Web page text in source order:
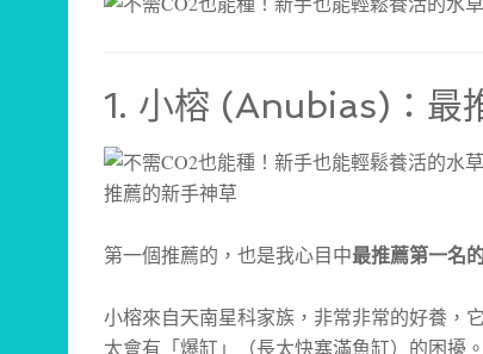
1. 小榕 (Anubias)：最
第一個推薦的，也是我心目中最推薦第一名
小榕來自天南星科家族，非常非常的好養，
太會有「爆缸」（長太快塞滿魚缸）的困擾。